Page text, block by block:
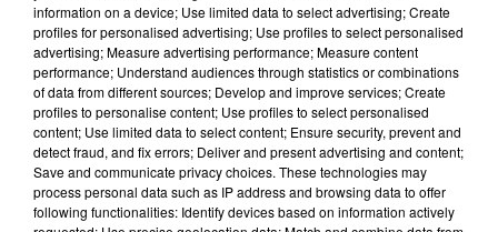
6 août 2026
Au zoo de Mulhouse : rencontre
avec les flamants rouges
information on a device; Use limited data to select advertising; Create
profiles for personalised advertising; Use profiles to select personalised
advertising; Measure advertising performance; Measure content
performance; Understand audiences through statistics or combinations
of data from different sources; Develop and improve services; Create
profiles to personalise content; Use profiles to select personalised
content; Use limited data to select content; Ensure security, prevent and
detect fraud, and fix errors; Deliver and present advertising and content;
Save and communicate privacy choices. These technologies may
process personal data such as IP address and browsing data to offer
following functionalities: Identify devices based on information actively